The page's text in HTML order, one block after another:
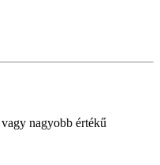
nagyobb értékű